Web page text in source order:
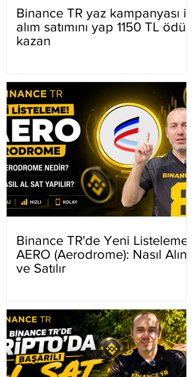
Binance TR yaz kampanyası ilk
alım satımını yap 1150 TL ödül
kazan
Binance TR'de Yeni Listeleme
AERO (Aerodrome): Nasıl Alınır
ve Satılır